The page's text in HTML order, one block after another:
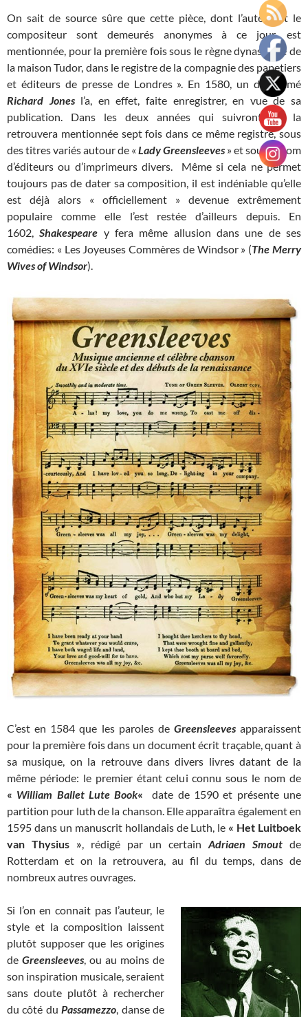
On sait de source sûre que cette pièce, dont l’auteur et le
compositeur sont demeurés anonymes à ce jour, est
mentionnée, pour la première fois sous le règne dynastique de
la maison Tudor, dans le registre de la compagnie des papetiers
et éditeurs de presse de Londres ». En 1580, un dénommé
Richard Jonesl’a, en effet, faite enregistrer, en vue de sa
publication. Dans les deux années qui suivront, on la
retrouvera mentionnée sept fois dans ce même registre, sous
des titres variés autour de « Lady Greensleeves » et sous le nom
d’éditeurs ou d’imprimeurs divers. Même si cela ne permet
toujours pas de dater sa composition, il est indéniable qu’elle
est déjà alors « officiellement » devenue extrêmement
populaire comme elle l’est restée d’ailleurs depuis. En
1602,Shakespeare y fera même allusion dans une de ses
comédies: « Les Joyeuses Commères de Windsor » (The Merry
Wives of Windsor).
C’est en 1584 que les paroles deGreensleevesapparaissent
pour la première fois dans un document écrit traçable, quant à
sa musique, on la retrouve dans divers livres datant de la
même période: le premier étant celui connu sous le nom de
« William Ballet Lute Book«
date de 1590 et présente une
partition pour luth de la chanson. Elle apparaîtra également en
1595 dans un manuscrit hollandais de Luth, le « Het Luitboek
van Thysius », rédigé par un certainAdriaen Smout de
Rotterdam et on la retrouvera, au fil du temps, dans de
nombreux autres ouvrages.
Si l’on en connait pas l’auteur, le
style et la composition laissent
plutôt supposer que les origines
de Greensleeves, ou au moins de
son inspiration musicale, seraient
sans doute plutôt à rechercher
du côté duPassamezzo, danse de